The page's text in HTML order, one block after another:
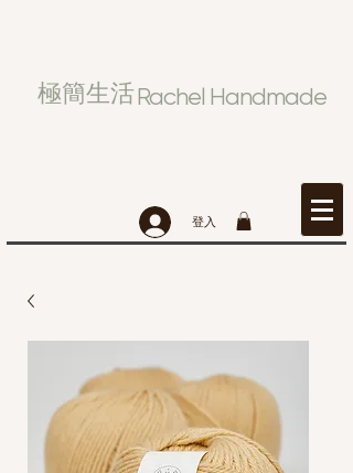
極簡生活Rachel Handmade
登入